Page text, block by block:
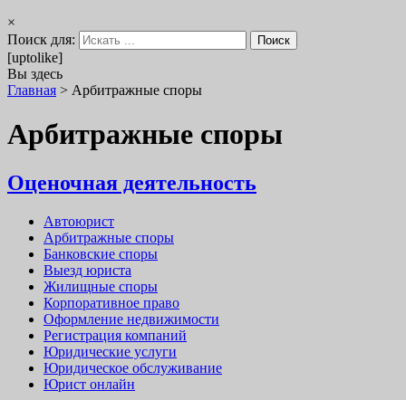
×
Поиск для:
[uptolike]
Вы здесь
Главная > Арбитражные споры
Арбитражные споры
Оценочная деятельность
Автоюрист
Арбитражные споры
Банковские споры
Выезд юриста
Жилищные споры
Корпоративное право
Оформление недвижимости
Регистрация компаний
Юридические услуги
Юридическое обслуживание
Юрист онлайн